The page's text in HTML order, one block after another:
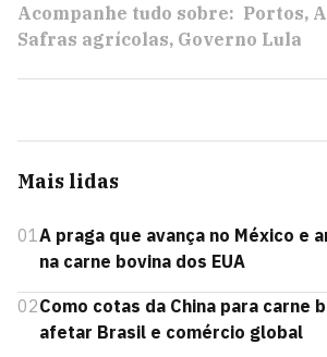
Acompanhe tudo sobre: Portos
Safras agrícolas Governo Lula
Mais lidas
01A praga que avança no México e
na carne bovina dos EUA
02Como cotas da China para carne
afetar Brasil e comércio global